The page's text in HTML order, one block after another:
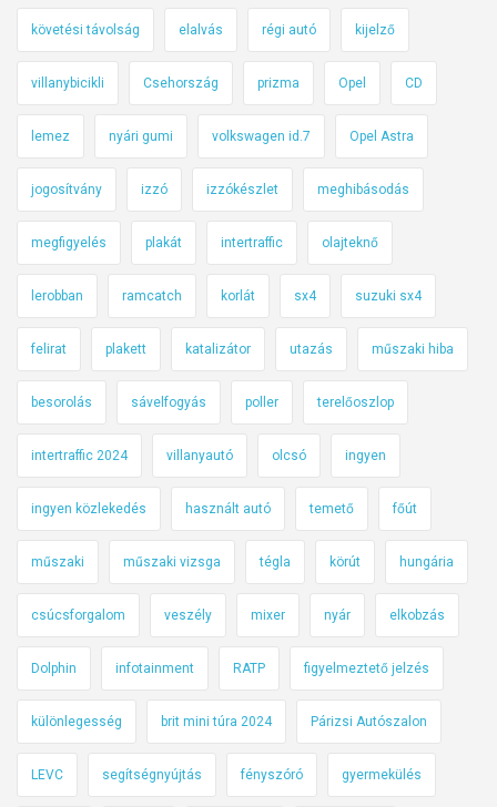
követési távolság elalvás régi autó kijelző
villanybicikli Csehország prizma Opel CD
lemez nyári gumi volkswagen id.7 Opel Astra
jogosítvány izzó izzókészlet meghibásodás
megfigyelés plakát intertraffic olajteknő
lerobban ramcatch korlát sx4 suzuki sx4
felirat plakett katalizátor utazás műszaki hiba
besorolás sávelfogyás poller terelőoszlop
intertraffic 2024 villanyautó olcsó ingyen
ingyen közlekedés használt autó temető főút
műszaki műszaki vizsga tégla körút hungária
csúcsforgalom veszély mixer nyár elkobzás
Dolphin infotainment RATP figyelmeztető jelzés
különlegesség brit mini túra 2024 Párizsi Autószalon
LEVC segítségnyújtás fényszóró gyermekülés